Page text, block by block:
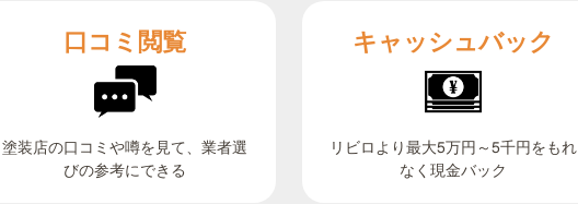
口コミ閲覧
塗装店の口コミや噂を見て、業者選
びの参考にできる
キャッシュバック
リビロより最大5万円～5千円をもれ
なく現金バック